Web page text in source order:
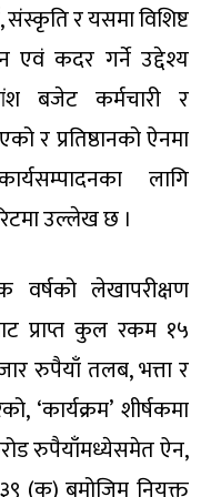
संस्कृति र यसमा विशिष्ट
एवं कदर गर्ने उद्देश्य
बजेट कर्मचारी र
र प्रतिष्ठानको ऐनमा
लागि
उल्लेख छ ।
वर्षको लेखापरीक्षण
प्राप्त कुल रकम १५
रुपैयाँ तलब, भत्ता र
‘कार्यक्रम’ शीर्षकमा
रुपैयाँमध्येसमेत ऐन,